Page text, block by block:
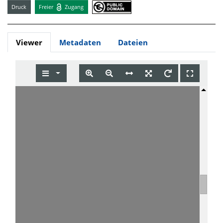
Druck Freier Zugang
Viewer Metadaten Dateien